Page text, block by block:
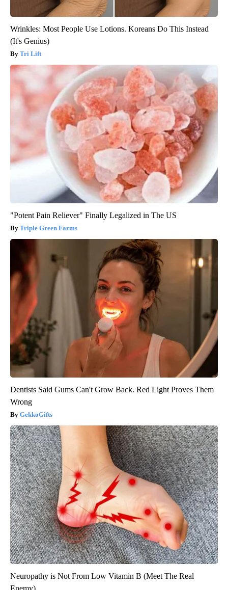
Wrinkles: Most People Use Lotions. Koreans Do This Instead
(It's Genius)
Tri Lift
"Potent Pain Reliever" Finally Legalized in The US
Triple Green Farms
Dentists Said Gums Can't Grow Back. Red Light Proves Them
Wrong
GekkoGifts
Neuropathy is Not From Low Vitamin B (Meet The Real